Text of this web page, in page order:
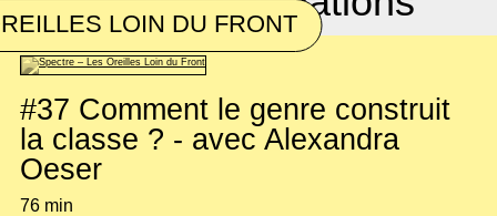
LOIN DU FRONT
#37 Comment le genre construit
la classe ? - avec Alexandra
Oeser
76 min